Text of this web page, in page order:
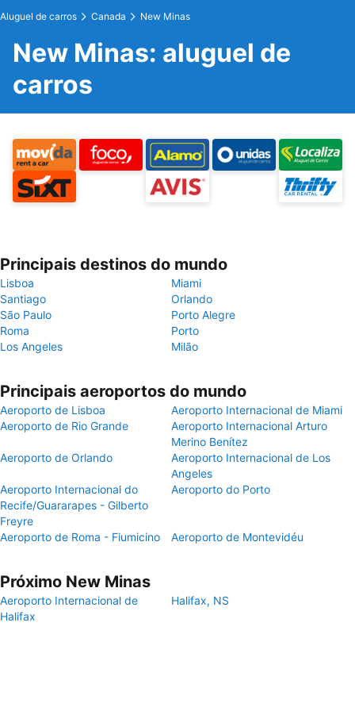
Aluguel de carros Canada New Minas
New Minas: aluguel de
carros
Principais destinos do mundo
Lisboa
Miami
Santiago
Orlando
São Paulo
Porto Alegre
Roma
Porto
Los Angeles
Milão
Principais aeroportos do mundo
Aeroporto de Lisboa
Aeroporto Internacional de Miami
Aeroporto de Rio Grande
Aeroporto Internacional Arturo
Merino Benítez
Aeroporto de Orlando
Aeroporto Internacional de Los
Angeles
Aeroporto Internacional do
Recife/Guararapes - Gilberto
Freyre
Aeroporto do Porto
Aeroporto de Roma - Fiumicino Aeroporto de Montevidéu
Próximo New Minas
Aeroporto Internacional de
Halifax
Halifax, NS